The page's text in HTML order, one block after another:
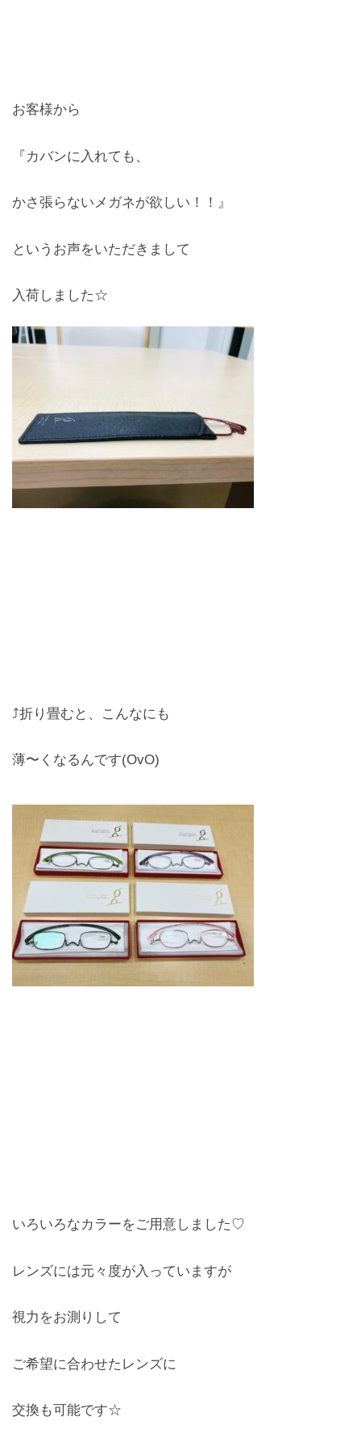
お客様から
『カバンに入れても、
かさ張らないメガネが欲しい！！』
というお声をいただきまして
入荷しました☆
⤴︎折り畳むと、こんなにも
薄〜くなるんです(OvO)
いろいろなカラーをご用意しました♡
レンズには元々度が入っていますが
視力をお測りして
ご希望に合わせたレンズに
交換も可能です☆